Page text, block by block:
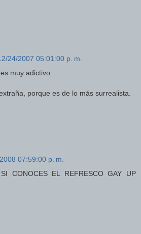
24/2007 05:01:00 p. m.
muy adictivo...
porque es de lo más surrealista.
07:59:00 p. m.
CONOCES EL REFRESCO GAY UP